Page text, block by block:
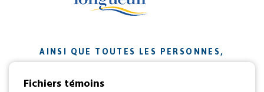
AINSI QUE TOUTES LES PERSONNES,
ORGANISMES ET ENTREPRISES QUI ONT
CONTRIBUÉ À NOTRE MISSION.
Fichiers témoins